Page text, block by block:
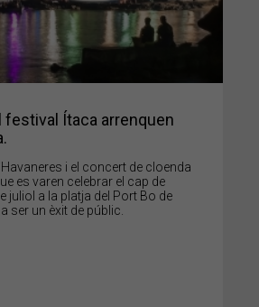
festival Ítaca arrenquen
i el concert de cloenda
es varen celebrar el cap de
juliol a la platja del Port Bo de
ser un èxit de públic.